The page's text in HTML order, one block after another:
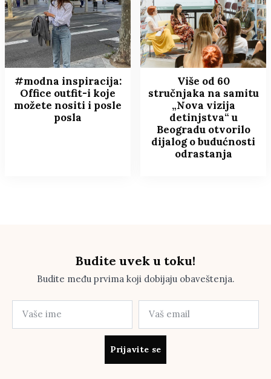
#modna inspiracija:
Office outfit-i koje
možete nositi i posle
posla
Više od 60
stručnjaka na samitu
„Nova vizija
detinjstva“ u
Beogradu otvorilo
dijalog o budućnosti
odrastanja
Budite uvek u toku!
Budite među prvima koji dobijaju obaveštenja.
Prijavite se